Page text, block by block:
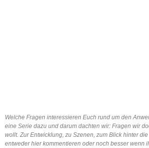
Welche Fragen interessieren Euch rund um den
eine Serie dazu und darum dachten wir: Fragen wir
wollt. Zur Entwicklung, zu Szenen, zum Blick hinter
entweder hier kommentieren oder noch besser wenn